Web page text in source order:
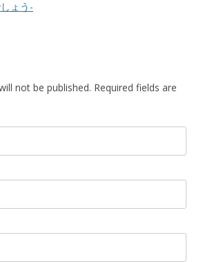
ょう-
not be published. Required fields are